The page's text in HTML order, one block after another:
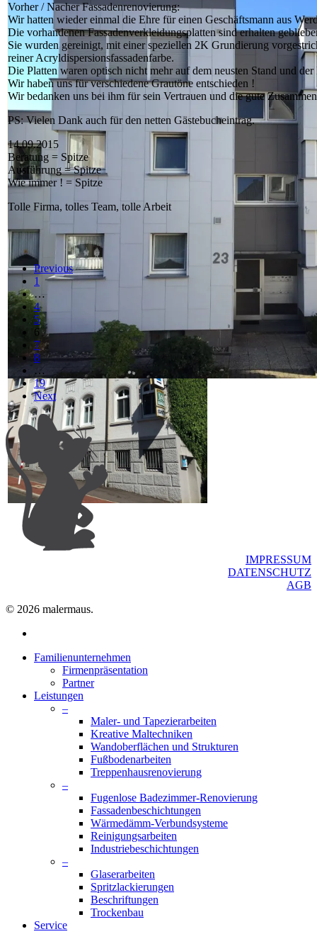
Vorher / Nacher Fassadenrenovierung:
Wir hatten wieder einmal die Ehre für einen Geschäftsmann aus
Die vorhandenen Fassadenverkleidungsplatten sind erhalten
Sie wurden gereinigt, mit einer speziellen 2K Grundierung
reiner Acryldispersionsfassadenfarbe.
Die Platten waren optisch nicht mehr auf dem neusten Stand und
Wir haben uns für verschiedene Grautöne entschieden !
Wir bedanken uns bei ihm für sein Vertrauen und die gute
PS: Vielen Dank auch für den netten Gästebucheintrag.
14.09.2015
Beratung = Spitze
Ausführung = Spitze
Wie immer ! = Spitze
Tolle Firma, tolles Team, tolle Arbeit
Previous
1
…
4
5
6
7
8
…
19
Next
IMPRESSUM
DATENSCHUTZ
AGB
© 2026 malermaus.
Close
Familienunternehmen
Firmenpräsentation
Partner
Leistungen
–
Maler- und Tapezierarbeiten
Kreative Maltechniken
Wandoberflächen und Strukturen
Fußbodenarbeiten
Treppenhausrenovierung
–
Fugenlose Badezimmer-Renovierung
Fassadenbeschichtungen
Wärmedämm-Verbundsysteme
Reinigungsarbeiten
Industriebeschichtungen
–
Glaserarbeiten
Spritzlackierungen
Beschriftungen
Trockenbau
Service